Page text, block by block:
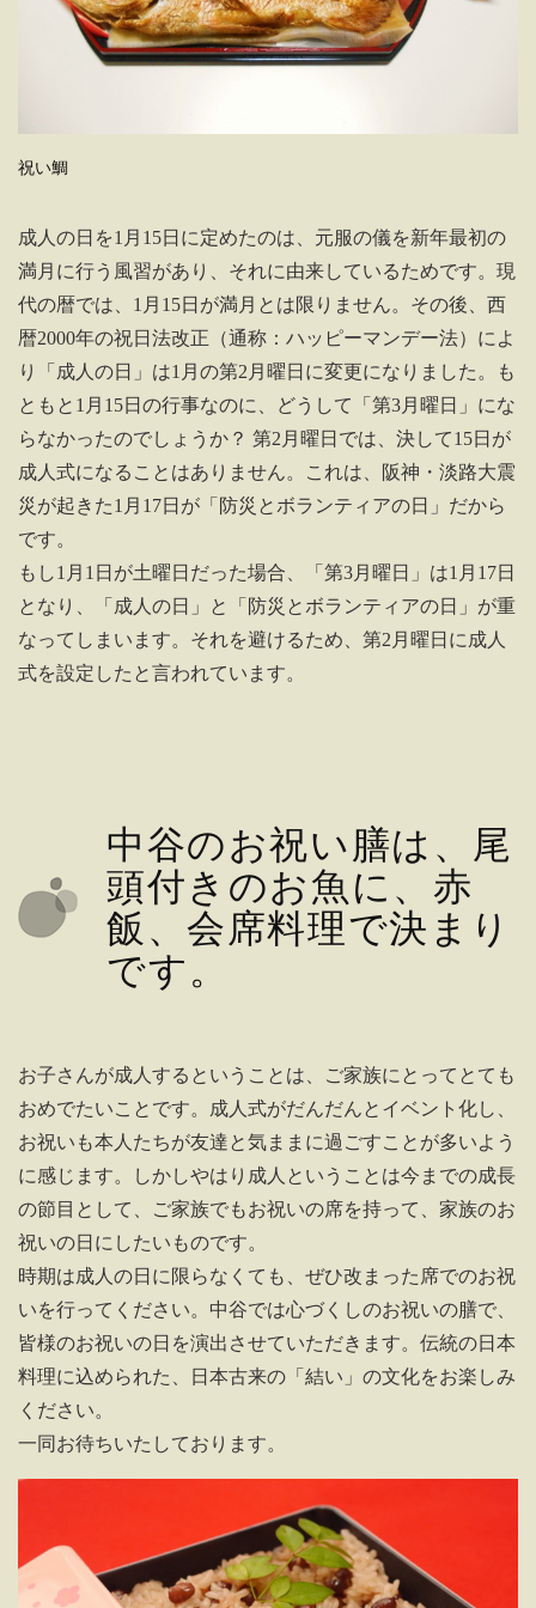
祝い鯛
成人の日を1月15日に定めたのは、元服の儀を新年最初の
満月に行う風習があり、それに由来しているためです。現
代の暦では、1月15日が満月とは限りません。その後、西
暦2000年の祝日法改正（通称：ハッピーマンデー法）によ
り「成人の日」は1月の第2月曜日に変更になりました。も
ともと1月15日の行事なのに、どうして「第3月曜日」にな
らなかったのでしょうか？ 第2月曜日では、決して15日が
成人式になることはありません。これは、阪神・淡路大震
災が起きた1月17日が「防災とボランティアの日」だから
です。
もし1月1日が土曜日だった場合、「第3月曜日」は1月17日
となり、「成人の日」と「防災とボランティアの日」が重
なってしまいます。それを避けるため、第2月曜日に成人
式を設定したと言われています。
中谷のお祝い膳は、尾
頭付きのお魚に、赤
飯、会席料理で決まり
です。
お子さんが成人するということは、ご家族にとってとても
おめでたいことです。成人式がだんだんとイベント化し、
お祝いも本人たちが友達と気ままに過ごすことが多いよう
に感じます。しかしやはり成人ということは今までの成長
の節目として、ご家族でもお祝いの席を持って、家族のお
祝いの日にしたいものです。
時期は成人の日に限らなくても、ぜひ改まった席でのお祝
いを行ってください。中谷では心づくしのお祝いの膳で、
皆様のお祝いの日を演出させていただきます。伝統の日本
料理に込められた、日本古来の「結い」の文化をお楽しみ
ください。
一同お待ちいたしております。